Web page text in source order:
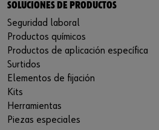
SOLUCIONES DE PRODUCTOS
Seguridad laboral
Productos químicos
Productos de aplicación específica
Surtidos
Elementos de fijación
Kits
Herramientas
Piezas especiales